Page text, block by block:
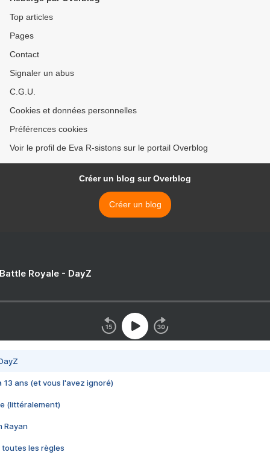
Top articles
Pages
Contact
Signaler un abus
C.G.U.
Cookies et données personnelles
Préférences cookies
Voir le profil de Eva R-sistons sur le portail Overblog
Créer un blog sur Overblog
Créer un blog
Royale - DayZ
13 ans (et vous l'avez ignoré)
(littéralement)
Rayan
toutes les règles